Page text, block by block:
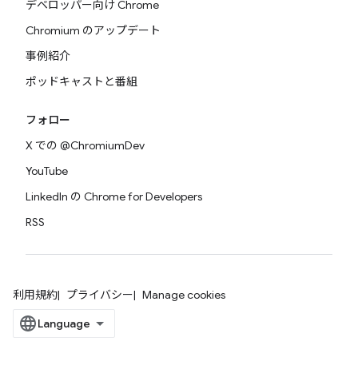
デベロッパー向け Chrome
Chromium のアップデート
事例紹介
ポッドキャストと番組
フォロー
X での @ChromiumDev
YouTube
LinkedIn の Chrome for Developers
RSS
利用規約 プライバシー Manage cookies